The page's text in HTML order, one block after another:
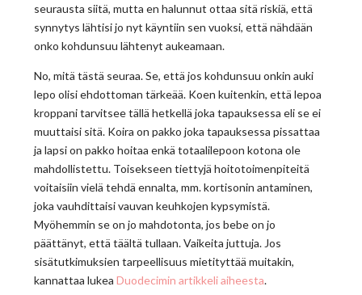
seurausta siitä, mutta en halunnut ottaa sitä riskiä, että
synnytys lähtisi jo nyt käyntiin sen vuoksi, että nähdään
onko kohdunsuu lähtenyt aukeamaan.
No, mitä tästä seuraa. Se, että jos kohdunsuu onkin auki
lepo olisi ehdottoman tärkeää. Koen kuitenkin, että lepoa
kroppani tarvitsee tällä hetkellä joka tapauksessa eli se ei
muuttaisi sitä. Koira on pakko joka tapauksessa pissattaa
ja lapsi on pakko hoitaa enkä totaalilepoon kotona ole
mahdollistettu. Toisekseen tiettyjä hoitotoimenpiteitä
voitaisiin vielä tehdä ennalta, mm. kortisonin antaminen,
joka vauhdittaisi vauvan keuhkojen kypsymistä.
Myöhemmin se on jo mahdotonta, jos bebe on jo
päättänyt, että täältä tullaan. Vaikeita juttuja. Jos
sisätutkimuksien tarpeellisuus mietityttää muitakin,
kannattaa lukeaDuodecimin artikkeli aiheesta.